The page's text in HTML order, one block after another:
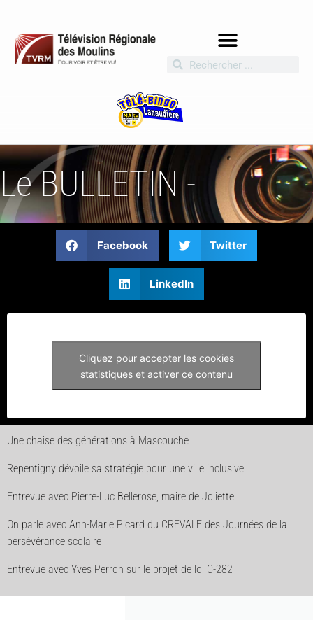
Le BULLETIN -
Facebook Twitter
LinkedIn
Cliquez pour accepter les cookies
statistiques et activer ce contenu
Une chaise des générations à Mascouche
Repentigny dévoile sa stratégie pour une ville inclusive
Entrevue avec Pierre-Luc Bellerose, maire de Joliette
On parle avec Ann-Marie Picard du CREVALE des Journées de la
persévérance scolaire
Entrevue avec Yves Perron sur le projet de loi C-282